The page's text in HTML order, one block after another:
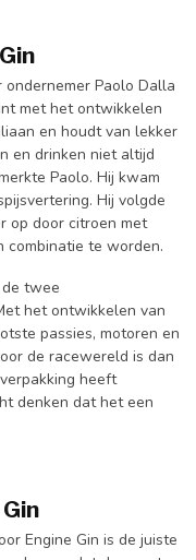
Paolo Dalla
met het ontwikkelen
en houdt van lekker
en drinken niet altijd
Paolo. Hij kwam
Hij volgde
op door citroen met
combinatie te worden.
twee
het ontwikkelen van
passies, motoren en
de racewereld is dan
heeft
denken dat het een
Engine Gin is de juiste